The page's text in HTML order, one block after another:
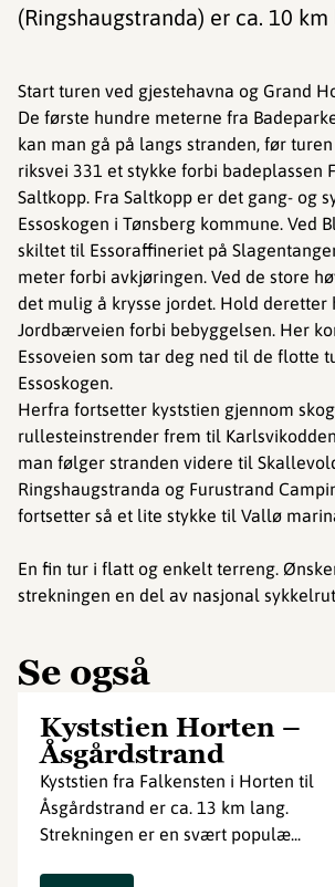
(Ringshaugstranda) er ca. 10 km
Start turen ved gjestehavna og Grand
De første hundre meterne fra
kan man gå på langs stranden, før
riksvei 331 et stykke forbi badeplassen
Saltkopp. Fra Saltkopp er det gang- og
Essoskogen i Tønsberg kommune. Ved
skiltet til Essoraffineriet på
meter forbi avkjøringen. Ved de store
det mulig å krysse jordet. Hold deretter
Jordbærveien forbi bebyggelsen. Her
Essoveien som tar deg ned til de flotte
Essoskogen.
Herfra fortsetter kyststien gjennom
rullesteinstrender frem til
man følger stranden videre til
Ringshaugstranda og Furustrand
fortsetter så et lite stykke til
En fin tur i flatt og enkelt terreng.
strekningen en del av nasjonal
Se også
Kyststien Horten –
Åsgårdstrand
Kyststien fra Falkensten i Horten til
Åsgårdstrand er ca. 13 km lang.
Strekningen er en svært populæ...